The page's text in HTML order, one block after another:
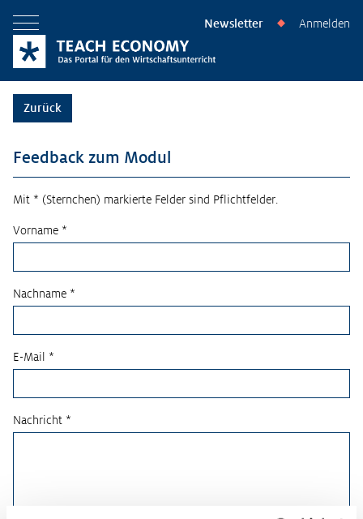
Menü öffnen Newsletter ◆ Anmelden
Zurück
Feedback zum Modul
Mit * (Sternchen) markierte Felder sind Pflichtfelder.
Vorname *
Nachname *
E-Mail *
Nachricht *